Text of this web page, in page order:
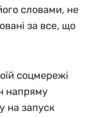
словами, не
за все, що
соцмережі
напряму
на запуск